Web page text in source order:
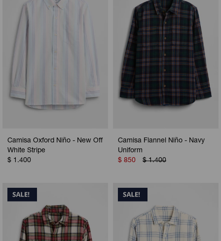
Camisa Oxford Niño - New Off
White Stripe
$ 1.400
Camisa Flannel Niño - Navy
Uniform
$ 850 $ 1.400
Camperas
Vestidos y polleras
Calzas
Camperas
Ropa interior
Camperas
Ropa interior
Pijamas
Camperas
Sets